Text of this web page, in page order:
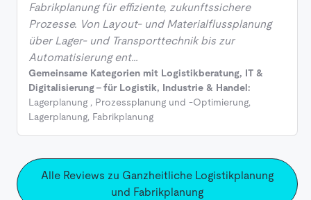
Fabrikplanung für effiziente, zukunftssichere
Prozesse. Von Layout- und Materialflussplanung
über Lager- und Transporttechnik bis zur
Automatisierung ent…
Gemeinsame Kategorien mit Logistikberatung, IT &
Digitalisierung - für Logistik, Industrie & Handel:
Lagerplanung , Prozessplanung und -Optimierung,
Lagerplanung, Fabrikplanung
Alle Reviews zu Ganzheitliche Logistikplanung
und Fabrikplanung